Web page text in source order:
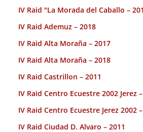
IV Raid "La Morada del Caballo –
IV Raid Ademuz – 2018
IV Raid Alta Moraña – 2017
IV Raid Alta Moraña – 2018
IV Raid Castrillon – 2011
IV Raid Centro Ecuestre 2002 Jerez
IV Raid Centro Ecuestre Jerez 2002
IV Raid Ciudad D. Alvaro – 2011